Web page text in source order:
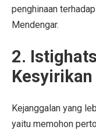
penghinaan
Mendengar.
2.
Kejanggalan yang
yaitu memohon